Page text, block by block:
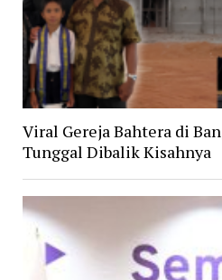
Viral Gereja Bahtera di
Tunggal Dibalik Kisahnya